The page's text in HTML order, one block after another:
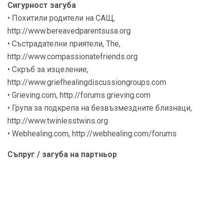
Сигурност загуба
• Похитили родители на САЩ,
http://www.bereavedparentsusa.org
• Състрадателни приятели, The,
http://www.compassionatefriends.org
• Скръб за изцеление,
http://www.griefhealingdiscussiongroups.com
• Grieving.com, http://forums.grieving.com
• Група за подкрепа на безвъзмездните близнаци,
http://www.twinlesstwins.org
• Webhealing.com, http://webhealing.com/forums
Съпруг / загуба на партньор